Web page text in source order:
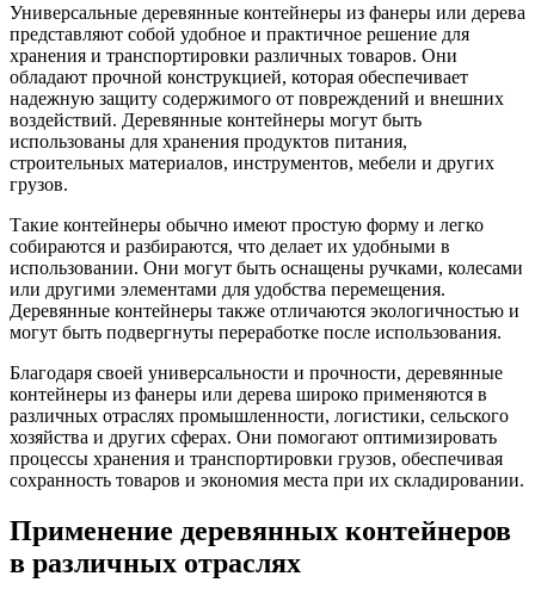
Универсальные деревянные контейнеры из фанеры или дерева
представляют собой удобное и практичное решение для
хранения и транспортировки различных товаров. Они
обладают прочной конструкцией, которая обеспечивает
надежную защиту содержимого от повреждений и внешних
воздействий. Деревянные контейнеры могут быть
использованы для хранения продуктов питания,
строительных материалов, инструментов, мебели и других
грузов.
Такие контейнеры обычно имеют простую форму и легко
собираются и разбираются, что делает их удобными в
использовании. Они могут быть оснащены ручками, колесами
или другими элементами для удобства перемещения.
Деревянные контейнеры также отличаются экологичностью и
могут быть подвергнуты переработке после использования.
Благодаря своей универсальности и прочности, деревянные
контейнеры из фанеры или дерева широко применяются в
различных отраслях промышленности, логистики, сельского
хозяйства и других сферах. Они помогают оптимизировать
процессы хранения и транспортировки грузов, обеспечивая
сохранность товаров и экономия места при их складировании.
Применение деревянных контейнеров
в различных отраслях